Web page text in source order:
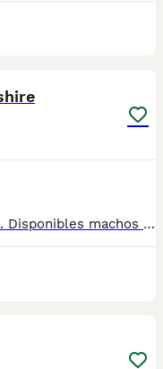
Preciosos cachorros raza Yorkshire . Disponibles machos y hembras. Se entregan con unos dos meses y medio de edad y sus vacunas correspondientes, desparasitados, certificado de salud, garantías por escrito tanto por enfermedad vírica como congénito genética. Todos los cachorros son descendientes de las mejores líneas nacionales, criados por profesionales expertos. Se entregan en toda España con transporte propio de alta calidad preparado para animales, van en vehículo climatizado con chófer particular a cargo del comprador. Teléfono / Whats app: 641 92 23 90 Precio a partir de 1000€